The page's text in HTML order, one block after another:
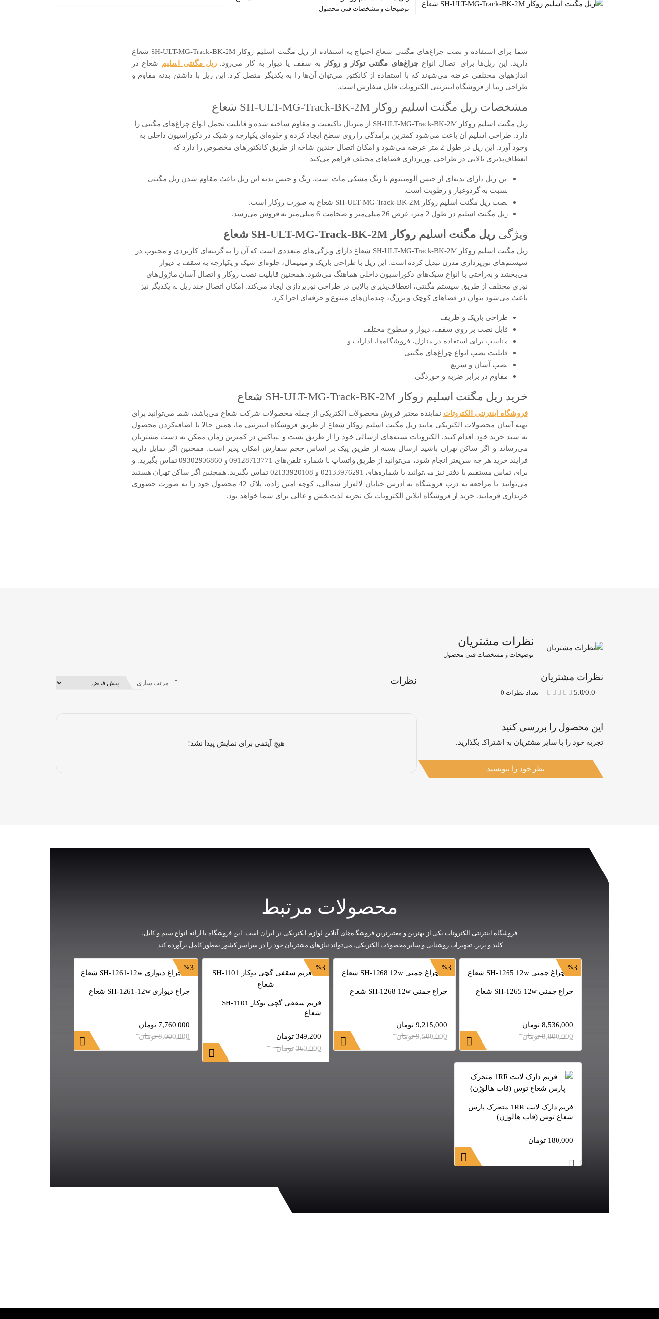
توضیحات و مشخصات فنی محصول
شما برای استفاده و نصب چراغ‌های مگنتی شعاع احتیاج به استفاده از ریل مگنت اسلیم روکار SH-ULT-MG-Track-BK-2M شعاع
دارید. این ریل‌ها برای اتصال انواعچراغ‌های مگنتی توکار و روکار به سقف یا دیوار به کار می‌رود.ریل مگنتی اسلیم شعاع در
اندازه‎های مختلفی عرضه می‌شوند که با استفاده از کانکتور می‌توان آن‌ها را به یکدیگر متصل کرد. این ریل با داشتن بدنه مقاوم و
طراحی زیبا از فروشگاه اینترنتی الکتروتات قابل سفارش است.
مشخصات ریل مگنت اسلیم روکار SH-ULT-MG-Track-BK-2M شعاع
ریل مگنت اسلیم روکار SH-ULT-MG-Track-BK-2M از متریال باکیفیت و مقاوم ساخته شده و قابلیت تحمل انواع چراغ‌های مگنتی را
دارد. طراحی اسلیم آن باعث می‌شود کمترین برآمدگی را روی سطح ایجاد کرده و جلوه‌ای یکپارچه و شیک در دکوراسیون داخلی به
وجود آورد. این ریل در طول 2 متر عرضه می‌شود و امکان اتصال چندین شاخه از طریق کانکتورهای مخصوص را دارد که
انعطاف‌پذیری بالایی در طراحی نورپردازی فضاهای مختلف فراهم می‌کند
این ریل دارای بدنه‌ای از جنس آلومینیوم با رنگ مشکی مات است. رنگ و جنس بدنه این ریل باعث مقاوم شدن ریل مگنتی
نسبت به گردوغبار و رطوبت است.
نصب ریل مگنت اسلیم روکار SH-ULT-MG-Track-BK-2M شعاع به صورت روکار است.
ریل مگنت اسلیم در طول 2 متر، عرض 26 میلی‌متر و ضخامت 6 میلی‌متر به فروش می‌رسد.
ویژگی‌ریل مگنت اسلیم روکار SH-ULT-MG-Track-BK-2M شعاع
ریل مگنت اسلیم روکار SH-ULT-MG-Track-BK-2M شعاع دارای ویژگی‌های متعددی است که آن را به گزینه‌ای کاربردی و محبوب در
سیستم‌های نورپردازی مدرن تبدیل کرده است. این ریل با طراحی باریک و مینیمال، جلوه‌ای شیک و یکپارچه به سقف یا دیوار
می‌بخشد و به‌راحتی با انواع سبک‌های دکوراسیون داخلی هماهنگ می‌شود. همچنین قابلیت نصب روکار و اتصال آسان ماژول‌های
نوری مختلف از طریق سیستم مگنتی، انعطاف‌پذیری بالایی در طراحی نورپردازی ایجاد می‌کند. امکان اتصال چند ریل به یکدیگر نیز
باعث می‌شود بتوان در فضاهای کوچک و بزرگ، چیدمان‌های متنوع و حرفه‌ای اجرا کرد.
طراحی باریک و ظریف
قابل نصب بر روی سقف، دیوار و سطوح مختلف
مناسب برای استفاده در منازل، فروشگاه‌ها، ادارات و ...
قابلیت نصب انواع چراغ‌های مگنتی
نصب آسان و سریع
مقاوم در برابر ضربه و خوردگی
خرید ریل مگنت اسلیم روکار SH-ULT-MG-Track-BK-2M شعاع
فروشگاه اینترنتی الکتروتات نماینده معتبر فروش محصولات الکتریکی از جمله محصولات شرکت شعاع می‌باشد، شما می‌توانید برای
تهیه آسان محصولات الکتریکی مانند ریل مگنت اسلیم روکار شعاع از طریق فروشگاه اینترنتی ما، همین حالا با اضافه‌کردن محصول
به سبد خرید خود اقدام کنید. الکتروتات بسته‌های ارسالی خود را از طریق پست و تیپاکس در کمترین زمان ممکن به دست مشتریان
می‌رساند و اگر ساکن تهران باشید ارسال بسته از طریق پیک بر اساس حجم سفارش امکان پذیر است. همچنین اگر تمایل دارید
فرایند خرید هر چه سریعتر انجام شود، می‌توانید از طریق واتساپ با شماره‌ تلفن‌های 09128713771 و 09302906860 تماس بگیرید. و
برای تماس مستقیم با دفتر نیز می‌توانید با شماره‌های 02133976291 و 02133920108 تماس بگیرید. همچنین اگر ساکن تهران هستید
می‌توانید با مراجعه به درب فروشگاه به آدرس خیابان لاله‌زار شمالی، کوچه امین زاده، پلاک 42 محصول خود را به صورت حضوری
خریداری فرمایید. خرید از فروشگاه انلاین الکتروتات یک تجربه لذت‌بخش و عالی برای شما خواهد بود.
نظرات مشتریان
توضیحات و مشخصات فنی محصول
نظرات مشتریان
5.0/0.0 تعداد نظرات 0
این محصول را بررسی کنید
تجربه خود را با سایر مشتریان به اشتراک بگذارید.
نظر خود را بنویسید
نظرات مرتب سازی
هیچ آیتمی برای نمایش پیدا نشد!
محصولات مرتبط
فروشگاه اینترنتی الکتروتات یکی از بهترین و معتبرترین فروشگاه‌های آنلاین لوازم الکتریکی در ایران است. این فروشگاه با ارائه انواع سیم و کابل،
کلید و پریز، تجهیزات روشنایی و سایر محصولات الکتریکی، می‌تواند نیازهای مشتریان خود را در سراسر کشور به‌طور کامل برآورده کند.
3
چراغ چمنی SH-1265 12w شعاع
8,536,000 تومان
8,800,000 تومان
3
چراغ چمنی SH-1268 12w شعاع
9,215,000 تومان
9,500,000 تومان
3
فریم سقفی گچی توکار SH-1101
شعاع
349,200 تومان
360,000 تومان
3
چراغ دیواری SH-1261-12w شعاع
7,760,000 تومان
8,000,000 تومان
فریم دارک لایت 1RR متحرک پارس
شعاع توس (قاب هالوژن)
180,000 تومان